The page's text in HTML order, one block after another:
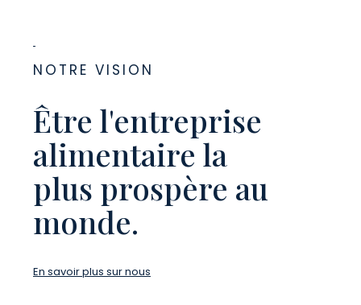
NOTRE VISION
Être l'entreprise
alimentaire la
plus prospère au
monde.
En savoir plus sur nous